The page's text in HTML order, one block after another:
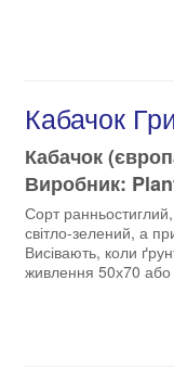
Кабачок
Кабачок
Виробник:
Сорт
світло-зелений, а
Висівають, коли
живлення 50х70